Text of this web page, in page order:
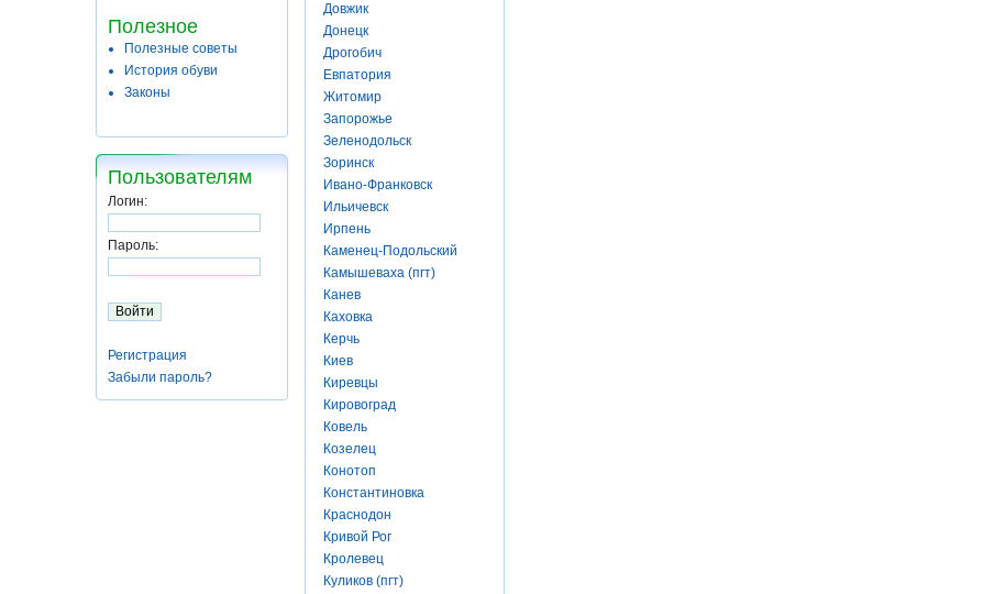
Полезное
Полезные советы
История обуви
Законы
Пользователям
Логин:
Пароль:
Регистрация
Забыли пароль?
Довжик
Донецк
Дрогобич
Евпатория
Житомир
Запорожье
Зеленодольск
Зоринск
Ивано-Франковск
Ильичевск
Ирпень
Каменец-Подольский
Камышеваха (пгт)
Канев
Каховка
Керчь
Киев
Киревцы
Кировоград
Ковель
Козелец
Конотоп
Константиновка
Краснодон
Кривой Рог
Кролевец
Куликов (пгт)